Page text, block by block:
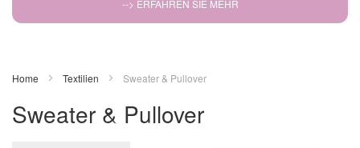
--> ERFAHREN SIE MEHR
Home Textilien Sweater & Pullover
Sweater & Pullover